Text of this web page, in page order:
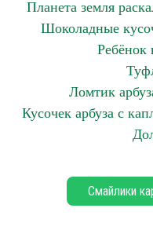
Планета земля
Шоколадные
Ребёнок
Ломтик
Кусочек арбуза с
Смайлики